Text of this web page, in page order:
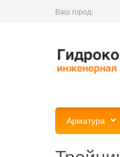
Ваш город:
Арматура